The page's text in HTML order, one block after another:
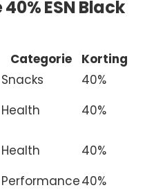
ESN Black
Categorie
Korting
Snacks
40%
Health
40%
Health
40%
Performance40%